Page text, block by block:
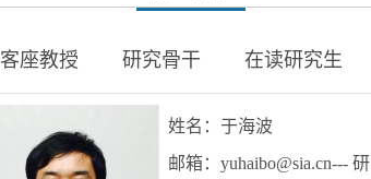
客座教授 研究骨干 在读研究生
姓名：于海波
邮箱：yuhaibo@sia.cn--- 研